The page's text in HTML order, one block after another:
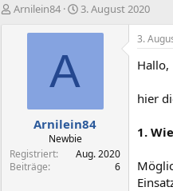
E
Arnilein84
E
s
t
a
m
3. August 2020
A
Arnilein84
Newbie
Registriert
Aug. 2020
Beiträge
6
3.
Hallo,
hier
1.